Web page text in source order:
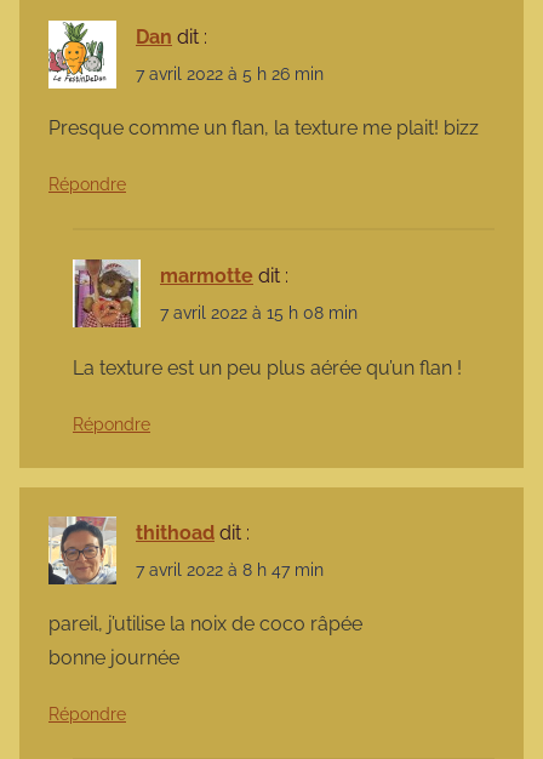
Dan dit :
7 avril 2022 à 5 h 26 min
Presque comme un flan, la texture me plait! bizz
Répondre
marmotte dit :
7 avril 2022 à 15 h 08 min
La texture est un peu plus aérée qu’un flan !
Répondre
thithoad dit :
7 avril 2022 à 8 h 47 min
pareil, j’utilise la noix de coco râpée
bonne journée
Répondre